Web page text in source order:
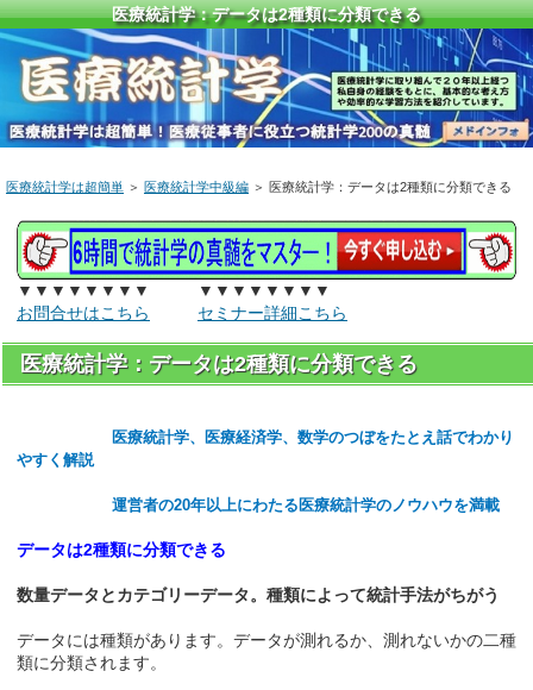
医療統計学：データは2種類に分類できる
医療統計学は超簡単 ＞ 医療統計学中級編 ＞ 医療統計学：データは2種類に分類できる
▼▼▼▼▼▼▼▼ ▼▼▼▼▼▼▼▼
お問合せはこちら
セミナー詳細こちら
医療統計学：データは2種類に分類できる
医療統計学、医療経済学、数学のつぼをたとえ話でわかり
やすく解説
運営者の20年以上にわたる医療統計学のノウハウを満載
データは2種類に分類できる
数量データとカテゴリーデータ。種類によって統計手法がちがう
データには種類があります。データが測れるか、測れないかの二種
類に分類されます。